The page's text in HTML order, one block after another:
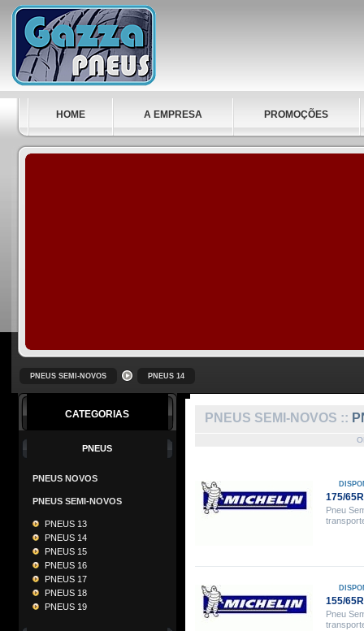
HOME A EMPRESA PROMOÇÕES
PNEUS SEMI-NOVOS PNEUS 14
CATEGORIAS
PNEUS
PNEUS NOVOS
PNEUS SEMI-NOVOS
PNEUS 13
PNEUS 14
PNEUS 15
PNEUS 16
PNEUS 17
PNEUS 18
PNEUS 19
PNEUS SEMI-NOVOS ::
175/
Pneu
155/
Pneu